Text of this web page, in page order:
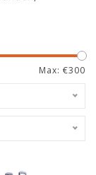
Max: €300